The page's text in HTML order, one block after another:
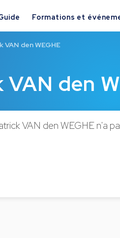
Formations et
den
den WEGHE
VAN den WEGHE n'a